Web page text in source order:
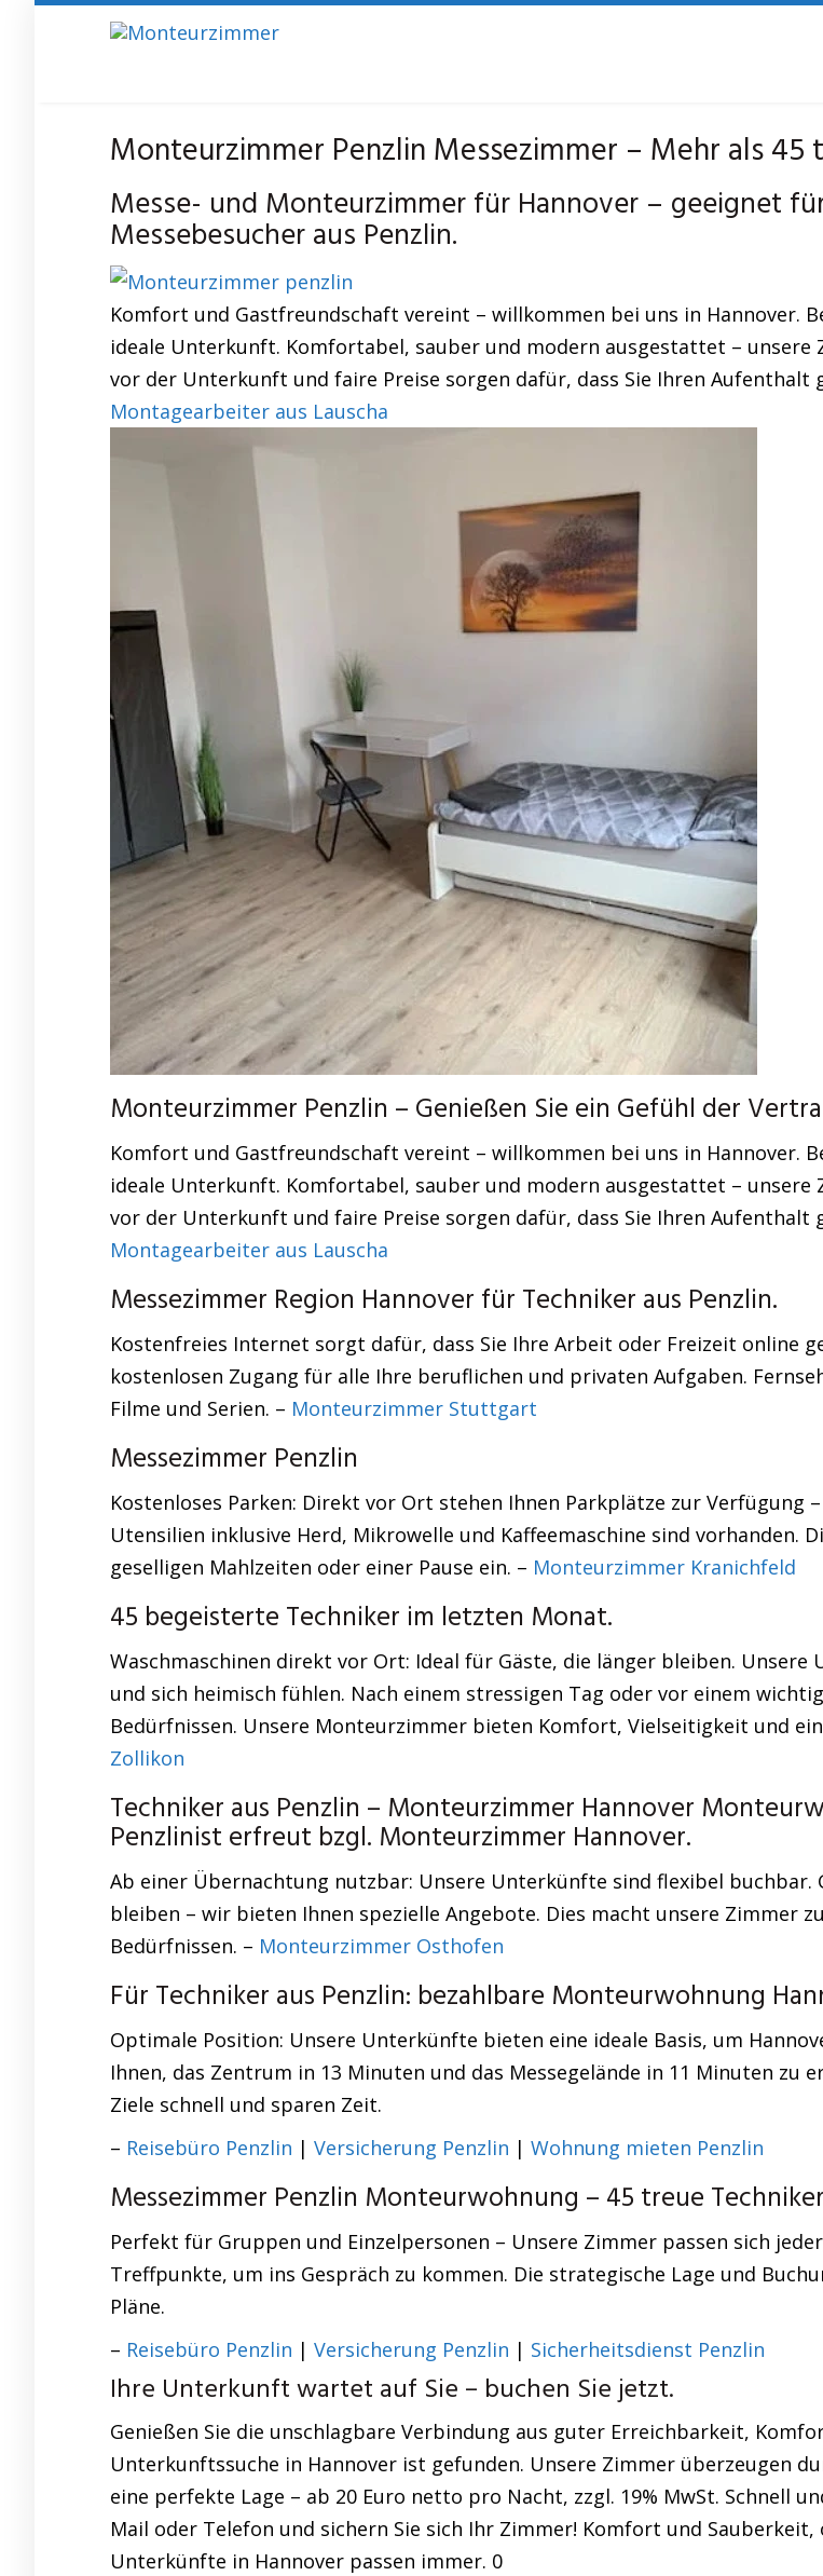
Monteurzimmer Penzlin Messezimmer – Mehr als 45
Messe- und Monteurzimmer für Hannover – geeignet
Messebesucher aus Penzlin.
Komfort und Gastfreundschaft vereint – willkommen bei uns in Hannover.
ideale Unterkunft. Komfortabel, sauber und modern ausgestattet –
vor der Unterkunft und faire Preise sorgen dafür, dass Sie Ihren Aufenthalt
Montagearbeiter aus Lauscha
Monteurzimmer Penzlin – Genießen Sie ein Gefühl der
Komfort und Gastfreundschaft vereint – willkommen bei uns in Hannover.
ideale Unterkunft. Komfortabel, sauber und modern ausgestattet –
vor der Unterkunft und faire Preise sorgen dafür, dass Sie Ihren Aufenthalt
Montagearbeiter aus Lauscha
Messezimmer Region Hannover für Techniker aus Penzlin.
Kostenfreies Internet sorgt dafür, dass Sie Ihre Arbeit oder Freizeit online
kostenlosen Zugang für alle Ihre beruflichen und privaten Aufgaben.
Filme und Serien. – Monteurzimmer Stuttgart
Messezimmer Penzlin
Kostenloses Parken: Direkt vor Ort stehen Ihnen Parkplätze zur Verfügung
Utensilien inklusive Herd, Mikrowelle und Kaffeemaschine sind vorhanden.
geselligen Mahlzeiten oder einer Pause ein. – Monteurzimmer Kranichfeld
45 begeisterte Techniker im letzten Monat.
Waschmaschinen direkt vor Ort: Ideal für Gäste, die länger bleiben.
und sich heimisch fühlen. Nach einem stressigen Tag oder vor einem
Bedürfnissen. Unsere Monteurzimmer bieten Komfort, Vielseitigkeit und
Zollikon
Techniker aus Penzlin – Monteurzimmer Hannover
Penzlinist erfreut bzgl. Monteurzimmer Hannover.
Ab einer Übernachtung nutzbar: Unsere Unterkünfte sind flexibel buchbar.
bleiben – wir bieten Ihnen spezielle Angebote. Dies macht unsere Zimmer
Bedürfnissen. – Monteurzimmer Osthofen
Für Techniker aus Penzlin: bezahlbare Monteurwohnung
Optimale Position: Unsere Unterkünfte bieten eine ideale Basis, um
Ihnen, das Zentrum in 13 Minuten und das Messegelände in 11 Minuten zu
Ziele schnell und sparen Zeit.
– Reisebüro Penzlin | Versicherung Penzlin | Wohnung mieten Penzlin
Messezimmer Penzlin Monteurwohnung – 45 treue
Perfekt für Gruppen und Einzelpersonen – Unsere Zimmer passen sich
Treffpunkte, um ins Gespräch zu kommen. Die strategische Lage und
Pläne.
– Reisebüro Penzlin | Versicherung Penzlin | Sicherheitsdienst Penzlin
Ihre Unterkunft wartet auf Sie – buchen Sie jetzt.
Genießen Sie die unschlagbare Verbindung aus guter Erreichbarkeit,
Unterkunftssuche in Hannover ist gefunden. Unsere Zimmer überzeugen
eine perfekte Lage – ab 20 Euro netto pro Nacht, zzgl. 19% MwSt. Schnell
Mail oder Telefon und sichern Sie sich Ihr Zimmer! Komfort und
Unterkünfte in Hannover passen immer. 0